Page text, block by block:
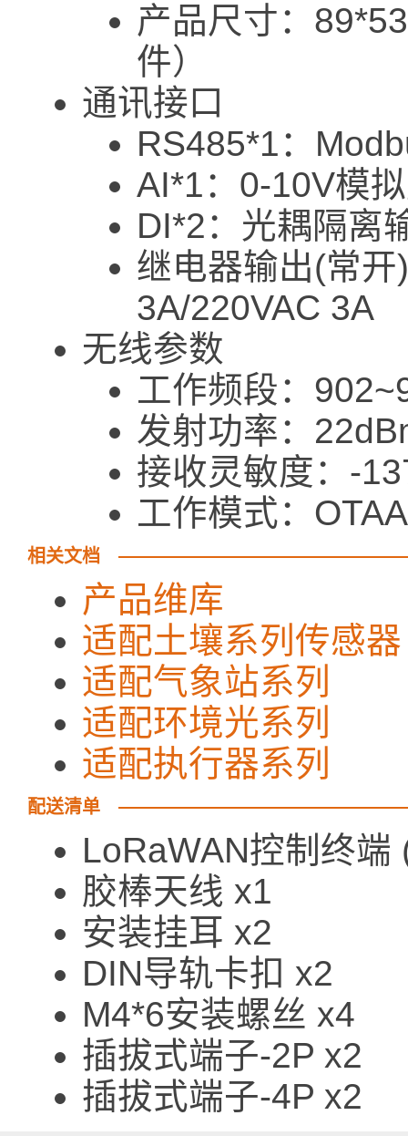
产品尺寸：
件）
通讯接口
RS485*1：
AI*1：0-10V模
DI*2：光耦隔离
继电器输出(常
3A/220VAC 3A
无线参数
工作频段：
发射功率：
接收灵敏度：-
工作模式：
相关文档
产品维库
适配土壤系列传感器
适配气象站系列
适配环境光系列
适配执行器系列
配送清单
LoRaWAN控制终端
胶棒天线 x1
安装挂耳 x2
DIN导轨卡扣 x2
M4*6安装螺丝 x4
插拔式端子-2P x2
插拔式端子-4P x2